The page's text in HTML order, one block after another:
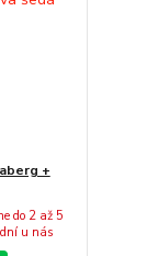
+
do 2 až 5
u nás